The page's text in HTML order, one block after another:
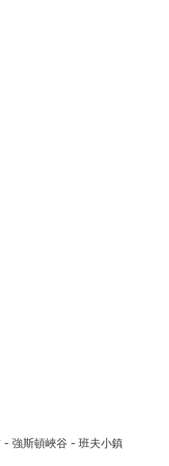
強斯頓峽谷 - 班夫小鎮